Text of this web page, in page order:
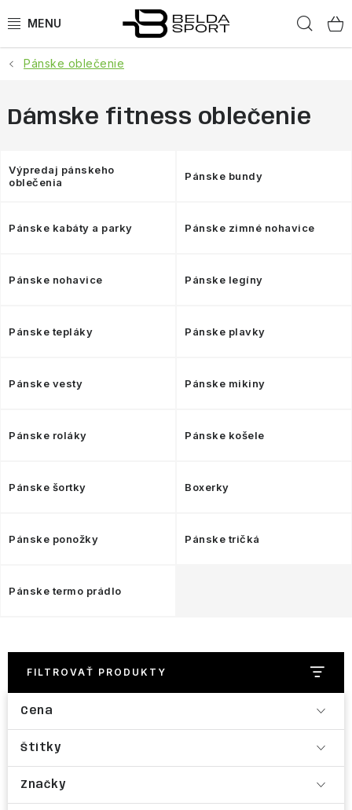
na
ŠPORTY
BEH
GOLDBERGH
OBLEČENIE
ZNAČKY
Pánske oblečenie
Dámske fitness oblečenie
Výpredaj pánskeho
oblečenia
Pánske bundy
Pánske kabáty a parky Pánske zimné nohavice
Pánske nohavice Pánske legíny
Pánske tepláky Pánske plavky
Pánske vesty Pánske mikiny
Pánske roláky Pánske košele
Pánske šortky Boxerky
Pánske ponožky Pánske tričká
Pánske termo prádlo
FILTROVAŤ PRODUKTY
Cena
Štítky
Značky